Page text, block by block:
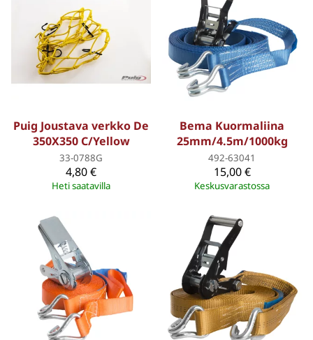
Puig Joustava verkko De
350X350 C/Yellow
33-0788G
4,80 €
Heti saatavilla
Bema Kuormaliina
25mm/4.5m/1000kg
492-63041
15,00 €
Keskusvarastossa